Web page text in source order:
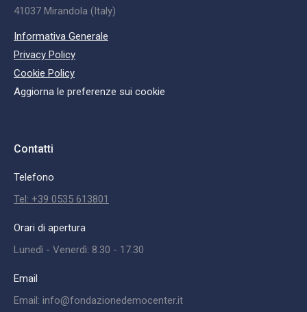
41037 Mirandola (Italy)
Informativa Generale
Privacy Policy
Cookie Policy
Aggiorna le preferenze sui cookie
Contatti
Telefono
Tel: +39 0535 613801
Orari di apertura
Lunedì - Venerdì: 8.30 - 17.30
Email
Email: info@fondazionedemocenter.it